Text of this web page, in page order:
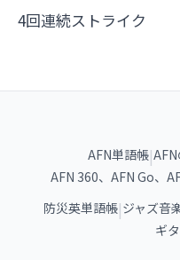
4回連続ストライク
AFN単語帳|
AFN 360、AFN Go、
防災英単語帳|ジャズ音
ギ